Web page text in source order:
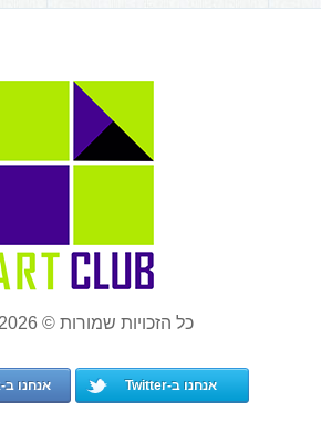
כל הזכויות שמורות © 2014-2026
אנחנו ב-Twitter אנחנו ב-Facebook